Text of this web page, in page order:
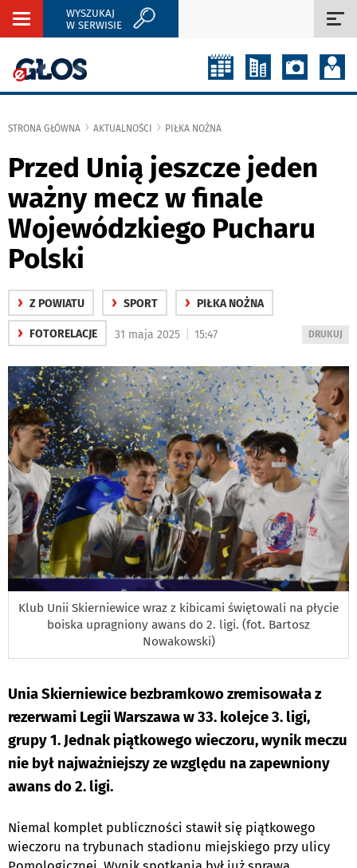
Rozwiń
WYSZUKAJ
W SERWISIE
STRONA GŁÓWNA AKTUALNOŚCI PIŁKA NOŻNA
Przed Unią jeszcze jeden
ważny mecz w finale
Wojewódzkiego Pucharu
Polski
› Z POWIATU › SPORT › PIŁKA NOŻNA
› FOTORELACJE
WYDRUKUJ
DRUKUJ
31 maja 2025 15:47
Klub Unii Skierniewice wraz z kibicami świętowali na płycie
boiska upragniony awans do 2. ligi. (fot. Bartosz
Nowakowski)
Unia Skierniewice bezbramkowo zremisowała z
rezerwami Legii Warszawa w 33. kolejce 3. ligi,
grupy 1. Jednak piątkowego wieczoru, wynik meczu
nie był najważniejszy ze względu na zapewniony
awans do 2. ligi.
Niemal komplet publiczności stawił się piątkowego
wieczoru na trybunach stadionu miejskiego przy ulicy